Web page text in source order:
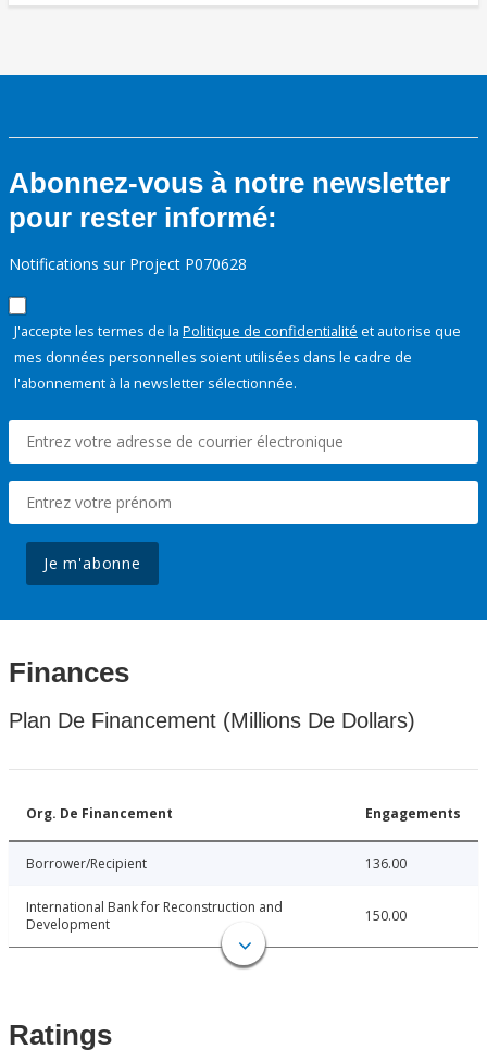
Abonnez-vous à notre newsletter
pour rester informé:
Notifications sur Project P070628
J'accepte les termes de la Politique de confidentialité et autorise que
mes données personnelles soient utilisées dans le cadre de
l'abonnement à la newsletter sélectionnée.
Je m'abonne
Finances
Plan De Financement (Millions De Dollars)
Org. De Financement Engagements
Borrower/Recipient 136.00
International Bank for Reconstruction and
Development
150.00
Ratings